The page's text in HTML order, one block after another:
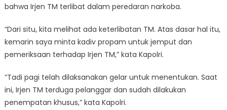
bahwa Irjen TM terlibat dalam peredaran narkoba.
“Dari situ, kita melihat ada keterlibatan TM. Atas dasar hal itu,
kemarin saya minta kadiv propam untuk jemput dan
pemeriksaan terhadap Irjen TM,” kata Kapolri.
“Tadi pagi telah dilaksanakan gelar untuk menentukan. Saat
ini, Irjen TM terduga pelanggar dan sudah dilakukan
penempatan khusus,” kata Kapolri.